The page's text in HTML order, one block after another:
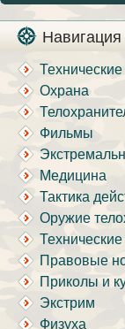
Навигация
Охрана
Фильмы
Медицина
Тактика
Оружие
Технические
Правовые
Приколы и
Экстрим
Физуха